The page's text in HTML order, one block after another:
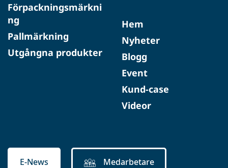
Förpackningsmärkni
ng
Pallmärkning
Utgångna produkter
Hem
Nyheter
Blogg
Event
Kund-case
Videor
E-News Medarbetare